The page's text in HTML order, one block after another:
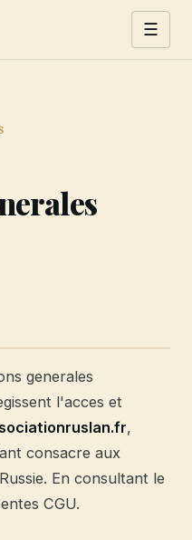
☰
generales
l'acces et
,
consacre aux
En consultant le
CGU.